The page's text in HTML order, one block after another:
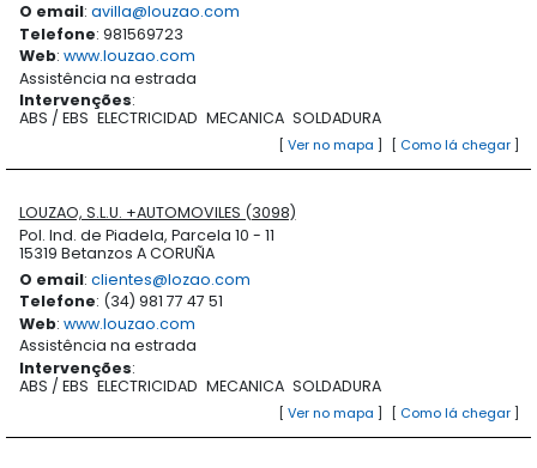
O email: avilla@louzao.com
Telefone: 981569723
Web: www.louzao.com
Assistência na estrada
Intervenções:
ABS / EBS ELECTRICIDAD MECANICA SOLDADURA
[ Como lá chegar]
[ Ver no mapa ]
LOUZAO, S.L.U. +AUTOMOVILES (3098)
Pol. Ind. de Piadela, Parcela 10 - 11
15319 Betanzos A CORUÑA
O email: clientes@lozao.com
Telefone: (34) 981 77 47 51
Web: www.louzao.com
Assistência na estrada
Intervenções:
ABS / EBS ELECTRICIDAD MECANICA SOLDADURA
[ Como lá chegar]
[ Ver no mapa ]